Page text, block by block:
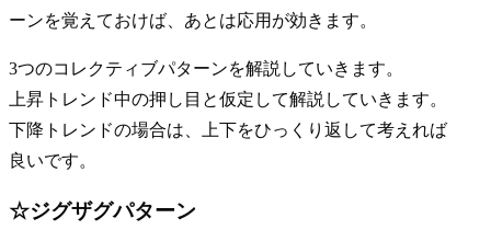
ーンを覚えておけば、あとは応用が効きます。
3つのコレクティブパターンを解説していきます。
上昇トレンド中の押し目と仮定して解説していきます。
下降トレンドの場合は、上下をひっくり返して考えれば
良いです。
☆ジグザグパターン